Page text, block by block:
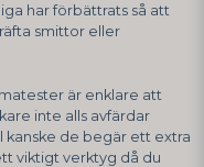
har förbättrats så att
smittor eller
är enklare att
inte alls avfärdar
kanske de begär ett extra
viktigt verktyg då du